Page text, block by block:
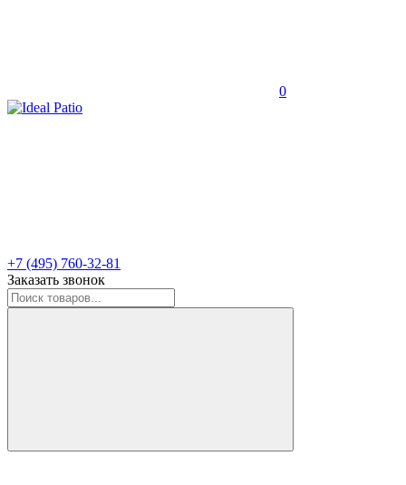
0
+7 (495) 760-32-81
Заказать звонок